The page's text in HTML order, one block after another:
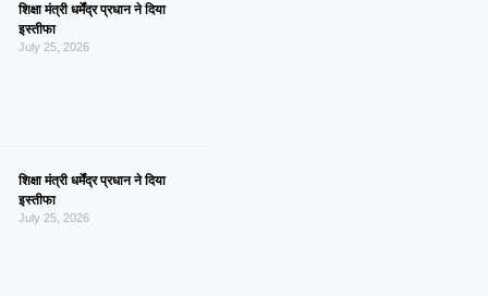
शिक्षा मंत्री धर्मेंद्र प्रधान ने दिया
इस्तीफा
July 25, 2026
शिक्षा मंत्री धर्मेंद्र प्रधान ने दिया
इस्तीफा
July 25, 2026